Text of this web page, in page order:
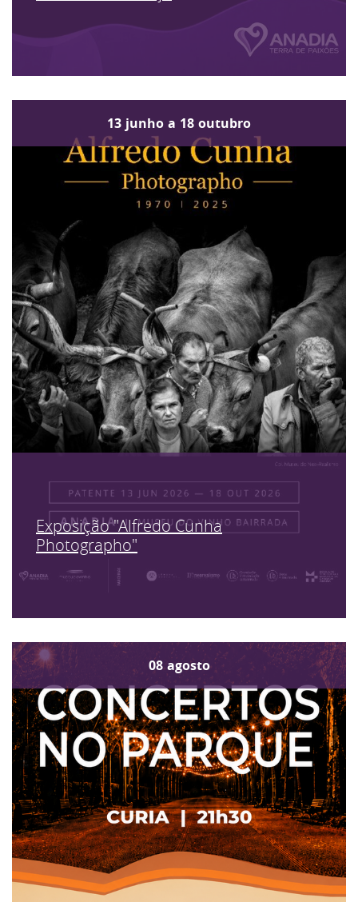
13 junho a 18 outubro
Exposição "Alfredo Cunha
Photographo"
08 agosto